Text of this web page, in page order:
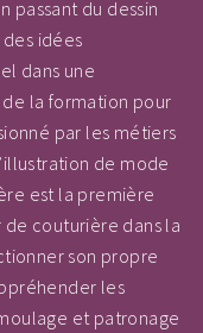
passant du dessin
idées
dans une
la formation pour
par les métiers
de mode
est la première
couturière dans la
son propre
les
et patronage